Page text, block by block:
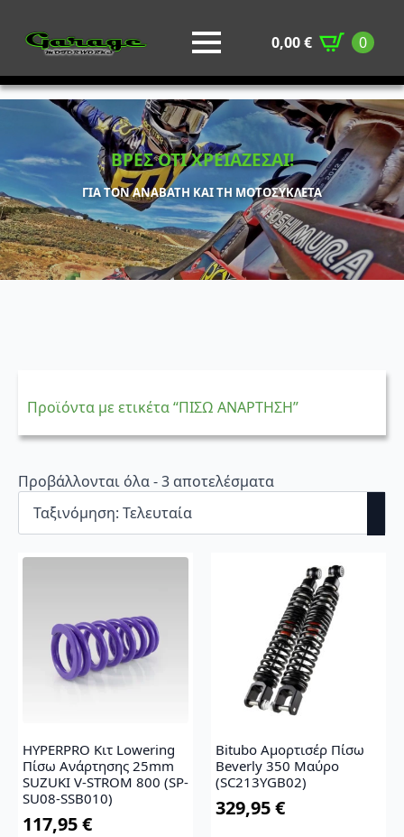
0,00€ 0
ΒΡΕΣ ΟΤΙ ΧΡΕΙΑΖΕΣΑΙ!
ΓΙΑ ΤΟΝ ΑΝΑΒΑΤΗ ΚΑΙ ΤΗ ΜΟΤΟΣΥΚΛΕΤΑ
Προϊόντα με ετικέτα “ΠΙΣΩ ΑΝΑΡΤΗΣΗ”
Προβάλλονται όλα - 3 αποτελέσματα
HYPERPRO Κιτ Lowering
Πίσω Ανάρτησης 25mm
SUZUKI V-STROM 800 (SP-
SU08-SSB010)
117,95€
Bitubo Αμορτισέρ Πίσω
Beverly 350 Μαύρο
(SC213YGB02)
329,95€